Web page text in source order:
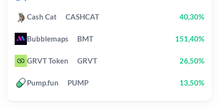
Cash Cat CASHCAT 40,30%
Bubblemaps BMT 151,40%
GRVT Token GRVT 26,50%
Pump.fun PUMP 13,50%